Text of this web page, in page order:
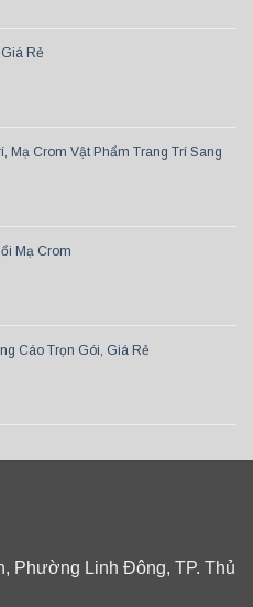
Rẻ
Mạ Crom Vật Phẩm Trang Trí Sang
Mạ Crom
Cáo Trọn Gói, Giá Rẻ
Phường Linh Đông, TP. Thủ